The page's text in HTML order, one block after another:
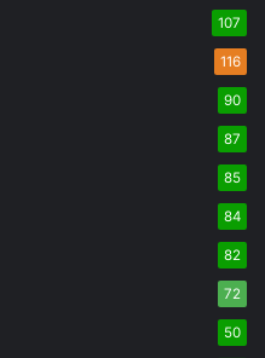
107
116
90
87
85
84
82
72
50